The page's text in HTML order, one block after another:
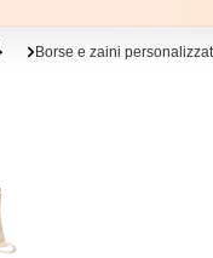
Borse e zaini